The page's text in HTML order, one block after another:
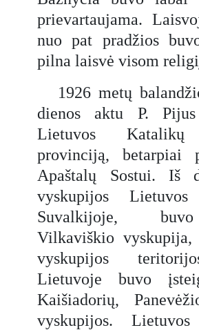
žiaurumą, bet ir
dvasinę stiprybę,
žmogiškumą
aplinkybėmis.
skaitinys visiems,
Lietuvos istorija,
vaidmeniu XX
totalitarinių
prievartaujama.
nuo pat pradžios
pilna laisvė visom
1926 metų
dienos aktu P.
Lietuvos Katalikų
provinciją, betarpiai
Apaštalų Sostui. Iš
vyskupijos
Suvalkijoje,
Vilkaviškio
vyskupijos
Lietuvoje buvo
Kaišiadorių,
vyskupijos.